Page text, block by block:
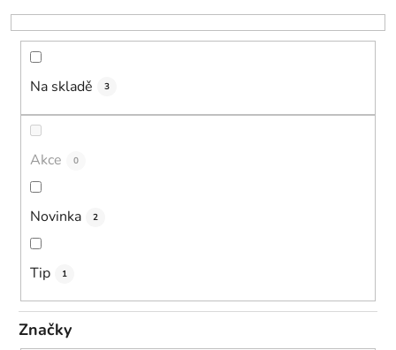
o
d
Na skladě 3
Akce 0
Novinka 2
Tip 1
Značky